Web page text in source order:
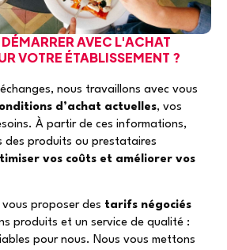
AVEC L'ACHAT
VOTRE ÉTABLISSEMENT ?
nous travaillons avec vous
d’achat actuelles, vos
À partir de ces informations,
des produits ou prestataires
vos coûts et améliorer vos
proposer des tarifs négociés
produits et un service de qualité :
pour nous. Nous vous mettons